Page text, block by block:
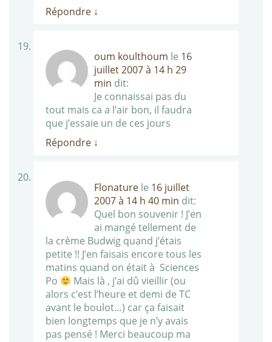
Répondre ↓
oum koulthoum le 16
juillet 2007 à 14 h 29
min dit:
Je connaissai pas du
tout mais ca a l’air bon, il faudra
que j’essaie un de ces jours
Répondre ↓
Flonature le 16 juillet
2007 à 14 h 40 min dit:
Quel bon souvenir ! J’en
ai mangé tellement de
la crème Budwig quand j’étais
petite !! J’en faisais encore tous les
matins quand on était à Sciences
Po
Mais là , j’ai dû vieillir (ou
alors c’est l’heure et demi de TC
avant le boulot…) car ça faisait
bien longtemps que je n’y avais
pas pensé ! Merci beaucoup ma